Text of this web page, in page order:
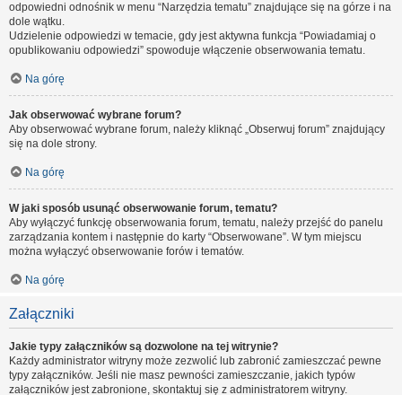
odpowiedni odnośnik w menu “Narzędzia tematu” znajdujące się na górze i na
dole wątku.
Udzielenie odpowiedzi w temacie, gdy jest aktywna funkcja “Powiadamiaj o
opublikowaniu odpowiedzi” spowoduje włączenie obserwowania tematu.
Na górę
Jak obserwować wybrane forum?
Aby obserwować wybrane forum, należy kliknąć „Obserwuj forum” znajdujący
się na dole strony.
Na górę
W jaki sposób usunąć obserwowanie forum, tematu?
Aby wyłączyć funkcję obserwowania forum, tematu, należy przejść do panelu
zarządzania kontem i następnie do karty “Obserwowane”. W tym miejscu
można wyłączyć obserwowanie forów i tematów.
Na górę
Załączniki
Jakie typy załączników są dozwolone na tej witrynie?
Każdy administrator witryny może zezwolić lub zabronić zamieszczać pewne
typy załączników. Jeśli nie masz pewności zamieszczanie, jakich typów
załączników jest zabronione, skontaktuj się z administratorem witryny.